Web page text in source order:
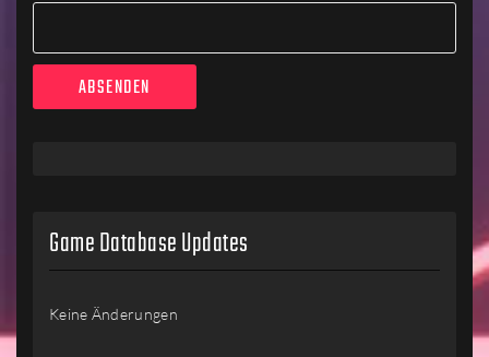
Game Database Updates
Keine Änderungen